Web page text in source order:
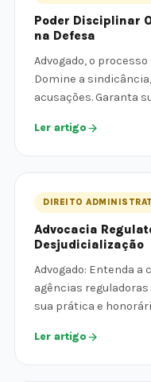
Poder Disciplinar
na Defesa
Advogado, o
Domine a
acusações. Garanta
Ler artigo
DIREITO
Advocacia
Desjudicialização
Advogado: Entenda a
agências
sua prática e
Ler artigo